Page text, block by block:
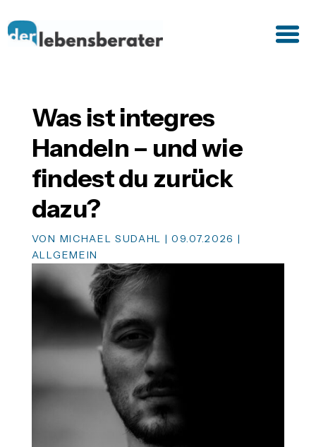
Was ist integres
Handeln – und wie
findest du zurück
dazu?
VON MICHAEL SUDAHL |09.07.2026 |
ALLGEMEIN